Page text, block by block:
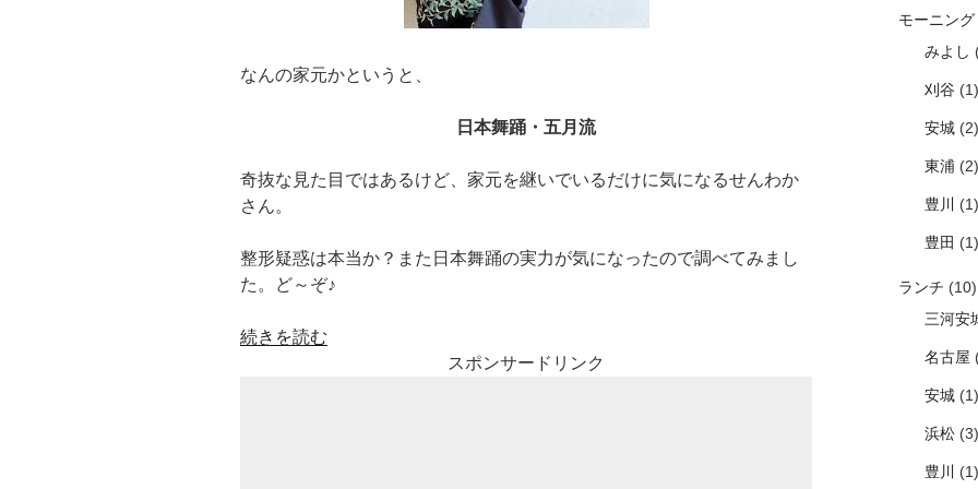
なんの家元かというと、
日本舞踊・五月流
奇抜な見た目ではあるけど、家元を継いでいるだけに気になるせんわか
さん。
整形疑惑は本当か？また日本舞踊の実力が気になったので調べてみまし
た。ど～ぞ♪
“日
続きを読む
スポンサードリンク
モーニング
みよし
刈谷(1)
安城(2)
東浦 (2)
豊川 (1)
豊田 (1)
ランチ (10)
三河安
名古屋
安城(1)
浜松(3)
豊川 (1)